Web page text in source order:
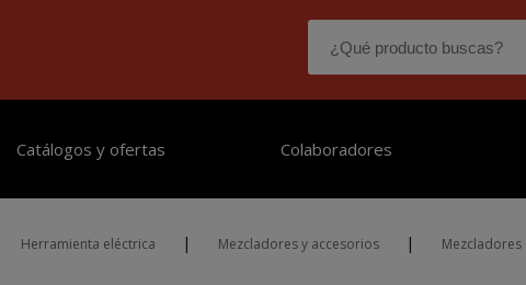
Catálogos y ofertas Colaboradores
Herramienta eléctrica | Mezcladores y accesorios | Mezcladores